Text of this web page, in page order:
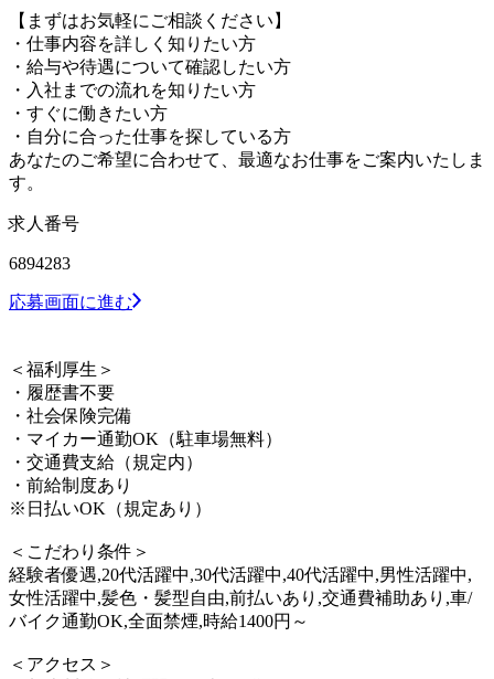
【まずはお気軽にご相談ください】
・仕事内容を詳しく知りたい方
・給与や待遇について確認したい方
・入社までの流れを知りたい方
・すぐに働きたい方
・自分に合った仕事を探している方
あなたのご希望に合わせて、最適なお仕事をご案内いたしま
す。
求人番号
6894283
応募画面に進む
＜福利厚生＞
・履歴書不要
・社会保険完備
・マイカー通勤OK（駐車場無料）
・交通費支給（規定内）
・前給制度あり
※日払いOK（規定あり）
＜こだわり条件＞
経験者優遇,20代活躍中,30代活躍中,40代活躍中,男性活躍中,
女性活躍中,髪色・髪型自由,前払いあり,交通費補助あり,車/
バイク通勤OK,全面禁煙,時給1400円～
＜アクセス＞